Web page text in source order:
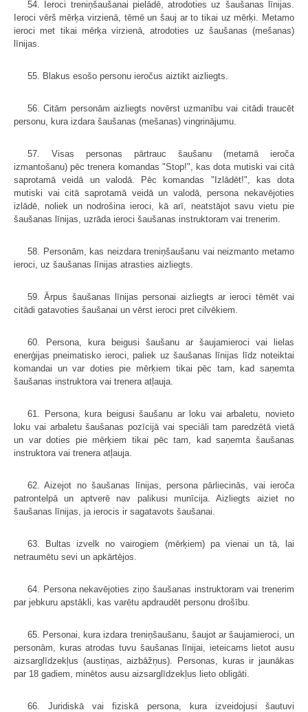
54. Ieroci treniņšaušanai pielādē, atrodoties uz šaušanas līnijas.
Ieroci vērš mērķa virzienā, tēmē un šauj ar to tikai uz mērķi. Metamo
ieroci met tikai mērķa virzienā, atrodoties uz šaušanas (mešanas)
līnijas.
55. Blakus esošo personu ieročus aiztikt aizliegts.
56. Citām personām aizliegts novērst uzmanību vai citādi traucēt
personu, kura izdara šaušanas (mešanas) vingrinājumu.
57. Visas personas pārtrauc šaušanu (metamā ieroča
izmantošanu) pēc trenera komandas "Stop!", kas dota mutiski vai citā
saprotamā veidā un valodā. Pēc komandas "Izlādēt!", kas dota
mutiski vai citā saprotamā veidā un valodā, persona nekavējoties
izlādē, noliek un nodrošina ieroci, kā arī, neatstājot savu vietu pie
šaušanas līnijas, uzrāda ieroci šaušanas instruktoram vai trenerim.
58. Personām, kas neizdara treniņšaušanu vai neizmanto metamo
ieroci, uz šaušanas līnijas atrasties aizliegts.
59. Ārpus šaušanas līnijas personai aizliegts ar ieroci tēmēt vai
citādi gatavoties šaušanai un vērst ieroci pret cilvēkiem.
60. Persona, kura beigusi šaušanu ar šaujamieroci vai lielas
enerģijas pneimatisko ieroci, paliek uz šaušanas līnijas līdz noteiktai
komandai un var doties pie mērķiem tikai pēc tam, kad saņemta
šaušanas instruktora vai trenera atļauja.
61. Persona, kura beigusi šaušanu ar loku vai arbaletu, novieto
loku vai arbaletu šaušanas pozīcijā vai speciāli tam paredzētā vietā
un var doties pie mērķiem tikai pēc tam, kad saņemta šaušanas
instruktora vai trenera atļauja.
62. Aizejot no šaušanas līnijas, persona pārliecinās, vai ieroča
patrontelpā un aptverē nav palikusi munīcija. Aizliegts aiziet no
šaušanas līnijas, ja ierocis ir sagatavots šaušanai.
63. Bultas izvelk no vairogiem (mērķiem) pa vienai un tā, lai
netraumētu sevi un apkārtējos.
64. Persona nekavējoties ziņo šaušanas instruktoram vai trenerim
par jebkuru apstākli, kas varētu apdraudēt personu drošību.
65. Personai, kura izdara treniņšaušanu, šaujot ar šaujamieroci, un
personām, kuras atrodas tuvu šaušanas līnijai, ieteicams lietot ausu
aizsarglīdzekļus (austiņas, aizbāžņus). Personas, kuras ir jaunākas
par 18 gadiem, minētos ausu aizsarglīdzekļus lieto obligāti.
66. Juridiskā vai fiziskā persona, kura izveidojusi šautuvi